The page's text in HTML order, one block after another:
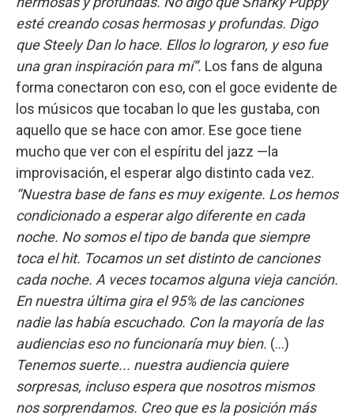
esté creando cosas hermosas y profundas. Digo
que Steely Dan lo hace. Ellos lo lograron, y eso fue
una gran inspiración para mí”. Los fans de alguna
forma conectaron con eso, con el goce evidente de
los músicos que tocaban lo que les gustaba, con
aquello que se hace con amor. Ese goce tiene
mucho que ver con el espíritu del jazz —la
improvisación, el esperar algo distinto cada vez.
“Nuestra base de fans es muy exigente. Los hemos
condicionado a esperar algo diferente en cada
noche. No somos el tipo de banda que siempre
toca el hit. Tocamos un set distinto de canciones
cada noche. A veces tocamos alguna vieja canción.
En nuestra última gira el 95% de las canciones
nadie las había escuchado. Con la mayoría de las
audiencias eso no funcionaría muy bien. (...)
Tenemos suerte... nuestra audiencia quiere
sorpresas, incluso espera que nosotros mismos
nos sorprendamos. Creo que es la posición más